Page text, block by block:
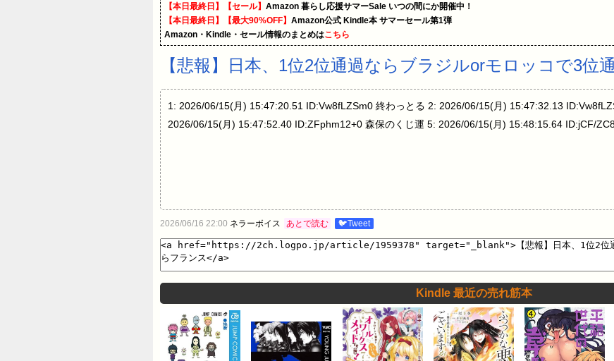
【本日最終日】【セール】 Amazon 暮らし応援サマーSale いつの間にか開催中！
【本日最終日】【最大90%OFF】 Amazon公式 Kindle本 サマーセール第1弾
Amazon・Kindle・セール情報のまとめはこちら
【悲報】日本、1位2位通過ならブラジルorモロッコで3位
1: 2026/06/15(月) 15:47:20.51 ID:Vw8fLZSm0 終わっとる 2: 2026/06/15(月) 15:47:32.13
2026/06/15(月) 15:47:52.40 ID:ZFphm12+0 森保のくじ運 5: 2026/06/15(月) 15:48:15.64 ID:jCF/
2026/06/16 22:00 ネラーボイス あとで読む 🐦Tweet
Kindle 最近の売れ筋本